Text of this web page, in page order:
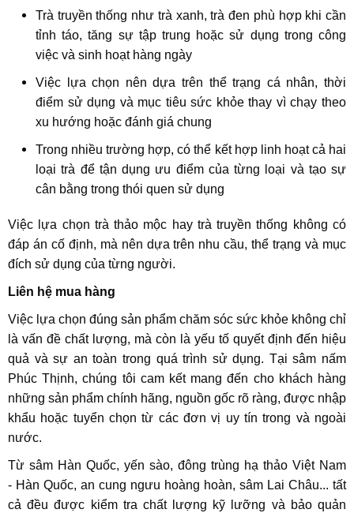
Trà truyền thống như trà xanh, trà đen phù hợp khi cần
tỉnh táo, tăng sự tập trung hoặc sử dụng trong công
việc và sinh hoạt hàng ngày
Việc lựa chọn nên dựa trên thể trạng cá nhân, thời
điểm sử dụng và mục tiêu sức khỏe thay vì chạy theo
xu hướng hoặc đánh giá chung
Trong nhiều trường hợp, có thể kết hợp linh hoạt cả hai
loại trà để tận dụng ưu điểm của từng loại và tạo sự
cân bằng trong thói quen sử dụng
Việc lựa chọn trà thảo mộc hay trà truyền thống không có
đáp án cố định, mà nên dựa trên nhu cầu, thể trạng và mục
đích sử dụng của từng người.
Liên hệ mua hàng
Việc lựa chọn đúng sản phẩm chăm sóc sức khỏe không chỉ
là vấn đề chất lượng, mà còn là yếu tố quyết định đến hiệu
quả và sự an toàn trong quá trình sử dụng. Tại sâm nấm
Phúc Thịnh, chúng tôi cam kết mang đến cho khách hàng
những sản phẩm chính hãng, nguồn gốc rõ ràng, được nhập
khẩu hoặc tuyển chọn từ các đơn vị uy tín trong và ngoài
nước.
Từ sâm Hàn Quốc, yến sào, đông trùng hạ thảo Việt Nam
- Hàn Quốc, an cung ngưu hoàng hoàn, sâm Lai Châu... tất
cả đều được kiểm tra chất lượng kỹ lưỡng và bảo quản